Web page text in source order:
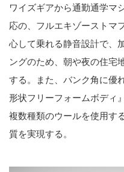
ワイズギアから通勤通学マ
応の、フルエキゾーストマ
心して乗れる静音設計で、
ングのため、朝や夜の住宅
する。また、バンク角に優
形状フリーフォームボディ
複数種類のウールを使用す
質を実現する。